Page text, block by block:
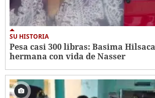
SU HISTORIA
Pesa casi 300 libras: Basima
hermana con vida de Nasser